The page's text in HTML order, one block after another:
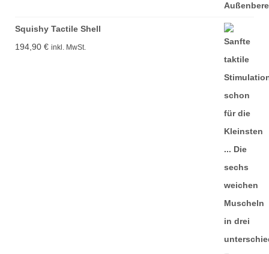
Squishy Tactile Shell
194,90 € inkl. MwSt.